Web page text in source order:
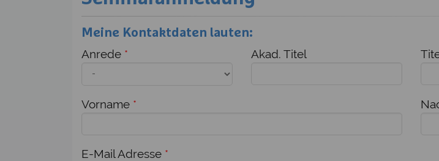
Meine Kontaktdaten lauten:
Anrede * Akad. Titel
Vorname *
E-Mail Adresse *